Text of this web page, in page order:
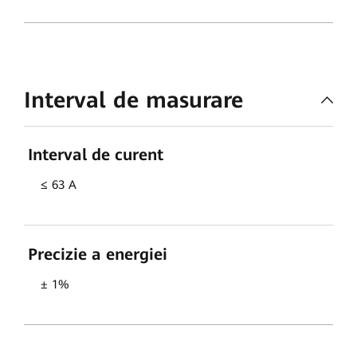
Interval de masurare
Interval de curent
≤ 63 A
Precizie a energiei
± 1%